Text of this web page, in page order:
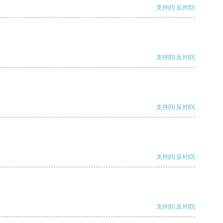
支持[0] 反对[0]
支持[0] 反对[0]
支持[0] 反对[0]
支持[0] 反对[0]
支持[0] 反对[0]